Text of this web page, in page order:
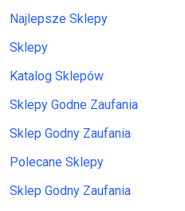
Najlepsze Sklepy
Sklepy
Katalog Sklepów
Sklepy Godne Zaufania
Sklep Godny Zaufania
Polecane Sklepy
Sklep Godny Zaufania